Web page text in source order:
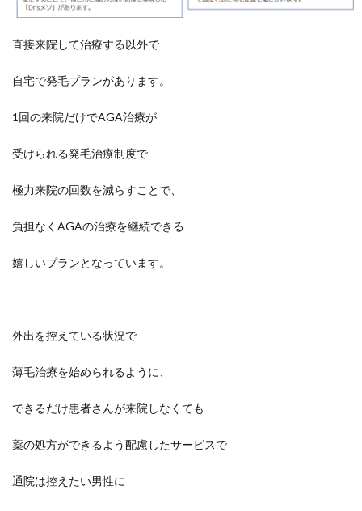
直接来院して治療する以外で
自宅で発毛プランがあります。
1回の来院だけでAGA治療が
受けられる発毛治療制度で
極力来院の回数を減らすことで、
負担なくAGAの治療を継続できる
嬉しいプランとなっています。
外出を控えている状況で
薄毛治療を始められるように、
できるだけ患者さんが来院しなくても
薬の処方ができるよう配慮したサービスで
通院は控えたい男性に